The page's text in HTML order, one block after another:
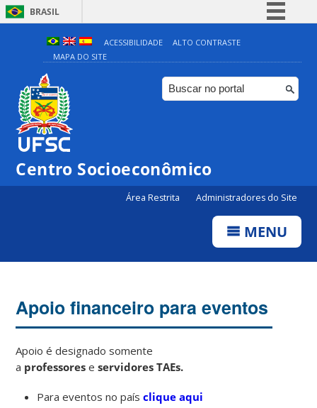
BRASIL
Simplifique!
Comunica BR
Participe
ACESSIBILIDADE
ALTO CONTRASTE
MAPA DO SITE
Centro Socioeconômico
Área Restrita Administradores do Site
MENU
Apoio financeiro para eventos
Apoio é designado somente
a professoreseservidores TAEs.
Para eventos no paísclique aqui